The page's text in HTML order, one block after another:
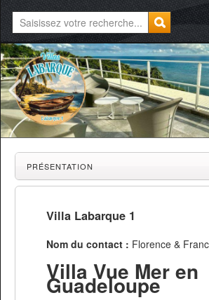
PRÉSENTATION
Villa Labarque 1
Nom du contact : Florence &
Villa Vue Mer en
Guadeloupe